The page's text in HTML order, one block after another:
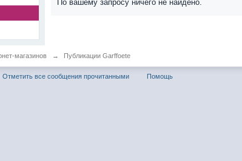
По вашему запросу ничего не найдено.
магазинов → Публикации Garffoete
Отметить все сообщения прочитанными Помощь